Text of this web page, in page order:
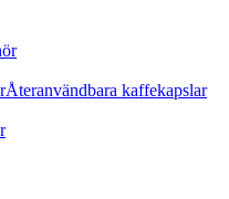
Återanvändbara kaffekapslar